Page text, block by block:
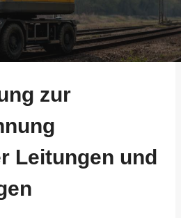
zur
Leitungen und